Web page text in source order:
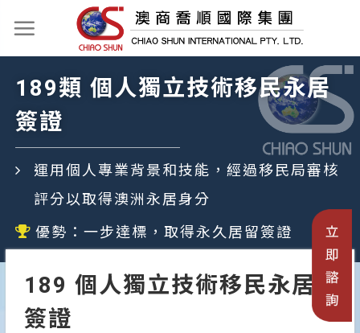
189類 個人獨立技術移民永居
簽證
運用個人專業背景和技能，經過移民局審核
評分以取得澳洲永居身分
優勢：一步達標，取得永久居留簽證
189 個人獨立技術移民永居
簽證